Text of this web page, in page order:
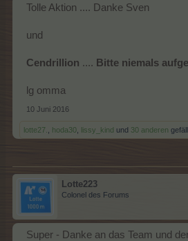
Tolle Aktion .... Danke Sven
und
Cendrillion .... Bitte niemals
lg omma
10 Juni 2016
lotte27. hoda30 lissy_kind und 30 anderen
Lotte223
Colonel des Forums
Super - Danke an das Team und